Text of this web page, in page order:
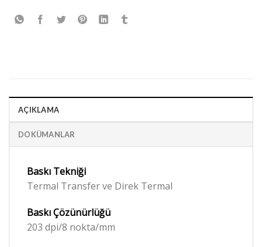
AÇIKLAMA
DOKÜMANLAR
Baskı Tekniği
Termal Transfer ve Direk Termal
BaskıÇözünürlüğü
203 dpi/8 nokta/mm